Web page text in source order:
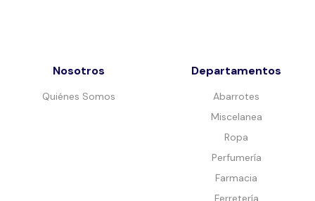
Nosotros
Quiénes Somos
Departamentos
Abarrotes
Miscelanea
Ropa
Perfumería
Farmacia